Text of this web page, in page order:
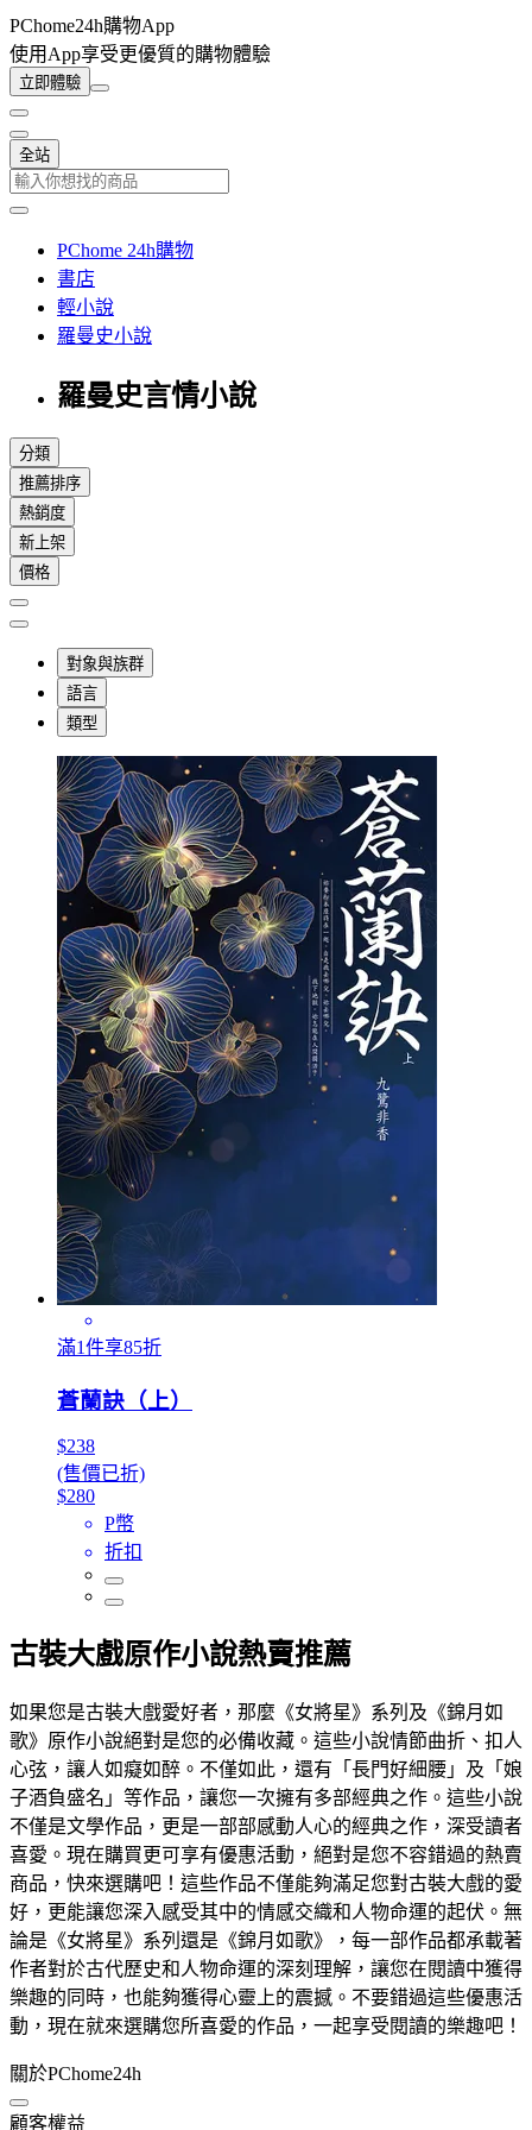
PChome24h購物App
使用App享受更優質的購物體驗
立即體驗
全站
PChome 24h購物
書店
輕小說
羅曼史小說
羅曼史言情小說
分類
推薦排序
熱銷度
新上架
價格
對象與族群
語言
類型
滿1件享85折
蒼蘭訣（上）
$238
(售價已折)
$280
P幣
折扣
古裝大戲原作小說熱賣推薦
如果您是古裝大戲愛好者，那麼《女將星》系列及《錦月如
歌》原作小說絕對是您的必備收藏。這些小說情節曲折、扣人
心弦，讓人如癡如醉。不僅如此，還有「長門好細腰」及「娘
子酒負盛名」等作品，讓您一次擁有多部經典之作。這些小說
不僅是文學作品，更是一部部感動人心的經典之作，深受讀者
喜愛。現在購買更可享有優惠活動，絕對是您不容錯過的熱賣
商品，快來選購吧！這些作品不僅能夠滿足您對古裝大戲的愛
好，更能讓您深入感受其中的情感交織和人物命運的起伏。無
論是《女將星》系列還是《錦月如歌》，每一部作品都承載著
作者對於古代歷史和人物命運的深刻理解，讓您在閱讀中獲得
樂趣的同時，也能夠獲得心靈上的震撼。不要錯過這些優惠活
動，現在就來選購您所喜愛的作品，一起享受閱讀的樂趣吧！
關於PChome24h
顧客權益